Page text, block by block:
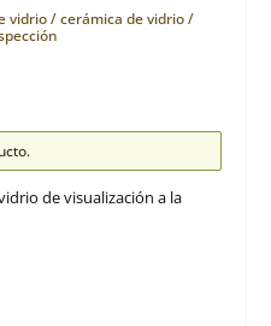
vidrio / cerámica de vidrio /